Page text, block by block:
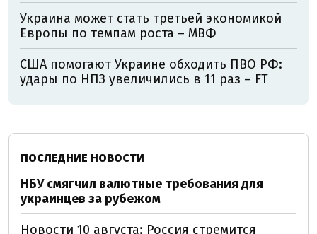
Украина может стать третьей экономикой
Европы по темпам роста – МВФ
США помогают Украине обходить ПВО РФ:
удары по НПЗ увеличились в 11 раз – FT
ПОСЛЕДНИЕ НОВОСТИ
НБУ смягчил валютные требования для
украинцев за рубежом
Новости 10 августа: Россия стремится